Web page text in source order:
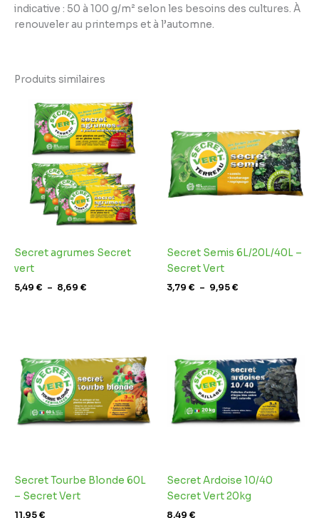
indicative : 50 à 100 g/m² selon les besoins des cultures. À
renouveler au printemps et à l’automne.
Produits similaires
Secret agrumes Secret
vert
5,49 € – 8,69 €
de
prix :
5,49 €
à
8,69 €
Secret Semis 6L/20L/40L –
Secret Vert
3,79 € – 9,95€
3,79 €
à
9,95 €
Secret Tourbe Blonde 60L
– Secret Vert
11,95€
Secret Ardoise 10/40
Secret Vert 20kg
8,49 €